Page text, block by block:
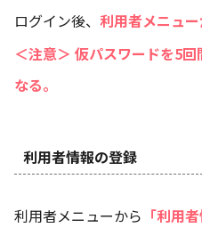
ログイン後、 利用者メニュ
＜注意＞ 仮パスワードを5
なる。
利用者情報の登録
利用者メニューから 「利用